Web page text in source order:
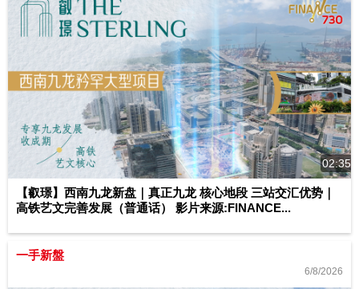
02:35
【叡璟】西南九龙新盘｜真正九龙 核心地段 三站交汇优势｜
高铁艺文完善发展（普通话） 影片来源:FINANCE...
一手新盤
6/8/2026